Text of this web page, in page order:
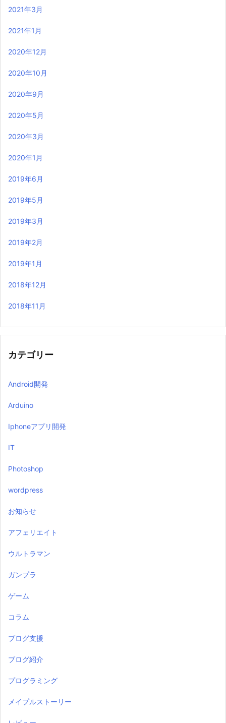
2021年3月
2021年1月
2020年12月
2020年10月
2020年9月
2020年5月
2020年3月
2020年1月
2019年6月
2019年5月
2019年3月
2019年2月
2019年1月
2018年12月
2018年11月
カテゴリー
Android開発
Arduino
Iphoneアプリ開発
IT
Photoshop
wordpress
お知らせ
アフェリエイト
ウルトラマン
ガンプラ
ゲーム
コラム
ブログ支援
ブログ紹介
プログラミング
メイプルストーリー